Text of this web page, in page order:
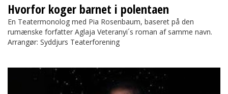
Hvorfor koger barnet i polentaen
En Teatermonolog med Pia Rosenbaum, baseret på den
rumænske forfatter Aglaja Veteranyi´s roman af samme navn.
Arrangør: Syddjurs Teaterforening